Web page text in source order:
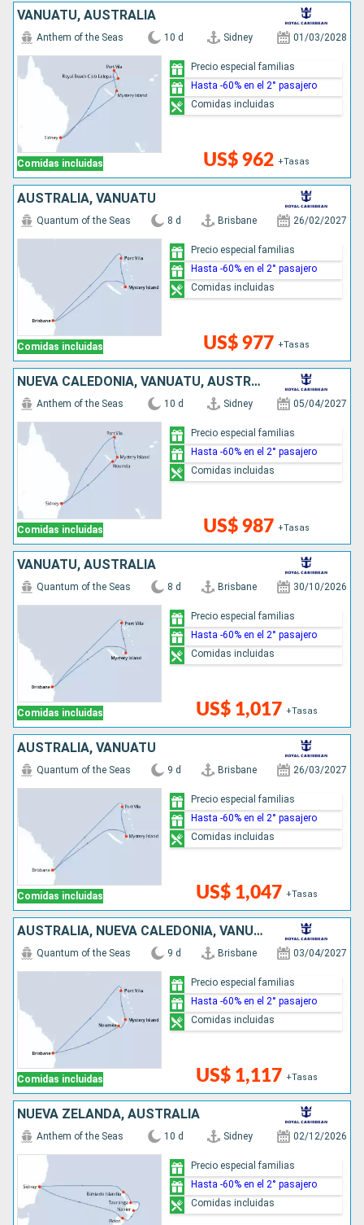
VANUATU, AUSTRALIA
Comidas incluidas
Anthem of the Seas 10 d Sidney 01/03/2028
US$ 962 +Tasas
Precio especial familias
Hasta -60% en el 2° pasajero
Comidas incluidas
AUSTRALIA, VANUATU
Comidas incluidas
Quantum of the Seas 8 d Brisbane 26/02/2027
US$ 977 +Tasas
Precio especial familias
Hasta -60% en el 2° pasajero
Comidas incluidas
NUEVA CALEDONIA, VANUATU, AUSTRALIA
Comidas incluidas
Anthem of the Seas 10 d Sidney 05/04/2027
US$ 987 +Tasas
Precio especial familias
Hasta -60% en el 2° pasajero
Comidas incluidas
VANUATU, AUSTRALIA
Comidas incluidas
Quantum of the Seas 8 d Brisbane 30/10/2026
US$ 1,017 +Tasas
Precio especial familias
Hasta -60% en el 2° pasajero
Comidas incluidas
AUSTRALIA, VANUATU
Comidas incluidas
Quantum of the Seas 9 d Brisbane 26/03/2027
US$ 1,047 +Tasas
Precio especial familias
Hasta -60% en el 2° pasajero
Comidas incluidas
AUSTRALIA, NUEVA CALEDONIA, VANUATU
Comidas incluidas
Quantum of the Seas 9 d Brisbane 03/04/2027
US$ 1,117 +Tasas
Precio especial familias
Hasta -60% en el 2° pasajero
Comidas incluidas
NUEVA ZELANDA, AUSTRALIA
Anthem of the Seas 10 d Sidney 02/12/2026
Precio especial familias
Hasta -60% en el 2° pasajero
Comidas incluidas